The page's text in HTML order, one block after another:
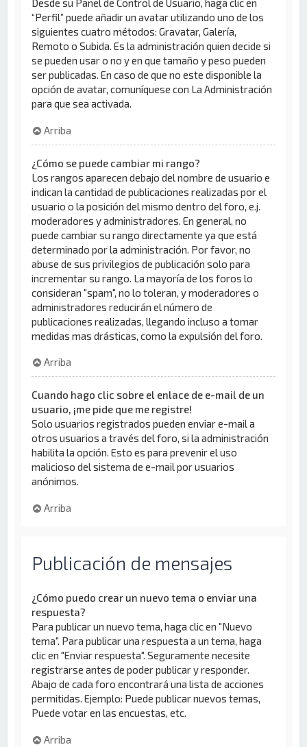
Desde su Panel de Control de Usuario, haga clic en
“Perfil” puede añadir un avatar utilizando uno de los
siguientes cuatro métodos: Gravatar, Galería,
Remoto o Subida. Es la administración quien decide si
se pueden usar o no y en que tamaño y peso pueden
ser publicadas. En caso de que no este disponible la
opción de avatar, comuníquese con La Administración
para que sea activada.
Arriba
¿Cómo se puede cambiar mi rango?
Los rangos aparecen debajo del nombre de usuario e
indican la cantidad de publicaciones realizadas por el
usuario o la posición del mismo dentro del foro, e.j.
moderadores y administradores. En general, no
puede cambiar su rango directamente ya que está
determinado por la administración. Por favor, no
abuse de sus privilegios de publicación solo para
incrementar su rango. La mayoría de los foros lo
consideran "spam", no lo toleran, y moderadores o
administradores reducirán el número de
publicaciones realizadas, llegando incluso a tomar
medidas mas drásticas, como la expulsión del foro.
Arriba
Cuando hago clic sobre el enlace de e-mail de un
usuario, ¡me pide que me registre!
Solo usuarios registrados pueden enviar e-mail a
otros usuarios a través del foro, si la administración
habilita la opción. Esto es para prevenir el uso
malicioso del sistema de e-mail por usuarios
anónimos.
Arriba
Publicación de mensajes
¿Cómo puedo crear un nuevo tema o enviar una
respuesta?
Para publicar un nuevo tema, haga clic en "Nuevo
tema". Para publicar una respuesta a un tema, haga
clic en "Enviar respuesta". Seguramente necesite
registrarse antes de poder publicar y responder.
Abajo de cada foro encontrará una lista de acciones
permitidas. Ejemplo: Puede publicar nuevos temas,
Puede votar en las encuestas, etc.
Arriba